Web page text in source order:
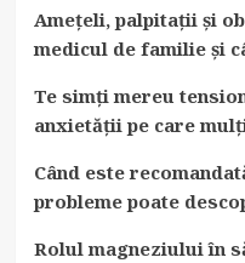
Amețeli, palpitații și
medicul de familie și
Te simți mereu
anxietății pe care
Când este
probleme poate
Rolul magneziului în